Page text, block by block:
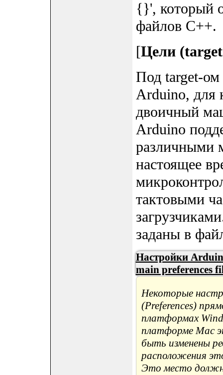
{}', который
файлов C++.
[Цели
Под target-ом
Arduino, для
двоичный
Arduino
различными
настоящее
тактовыми
заданы в
Настройки
main preferences
Некоторые
(Preferences)
платформах
платформе Mac
быть изменены
расположения
Это место